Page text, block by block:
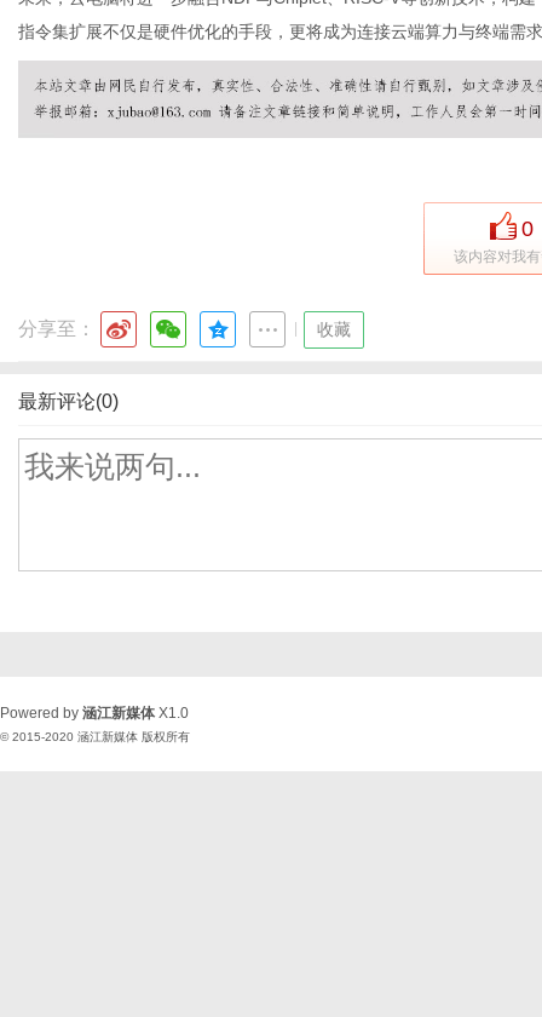
指令集扩展不仅是硬件优化的手段，更将成为连接云端算力与终端需
0
该内容对我
分享至： 收藏
最新评论(0)
Powered by 涵江新媒体 X1.0
© 2015-2020 涵江新媒体 版权所有